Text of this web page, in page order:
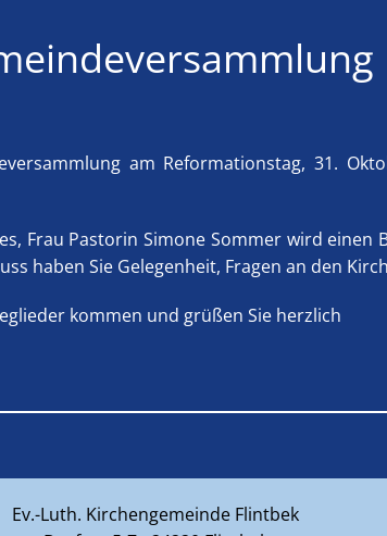
am Reformationstag, 31.
Frau Pastorin Simone Sommer wird einen
haben Sie Gelegenheit, Fragen an den
kommen und grüßen Sie herzlich
Ev.-Luth. Kirchengemeinde Flintbek